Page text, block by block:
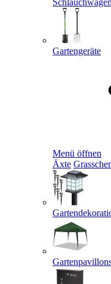
Schlauchwagen
Gartengeräte
Menü öffnen
Äxte